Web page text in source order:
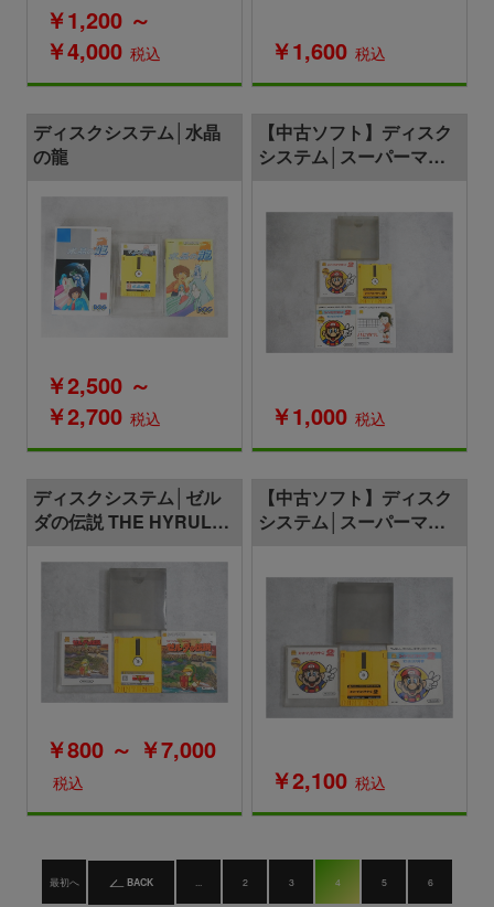
￥1,200 ～
￥4,000 税込 ￥1,600 税込
ディスクシステム│水晶
の龍
￥2,500 ～
￥2,700 税込
【中古ソフト】ディスク
システム│スーパーマリ
￥1,000 税込
ディスクシステム│ゼル
ダの伝説 THE HYRULE
￥800 ～ ￥7,000
税込
【中古ソフト】ディスク
システム│スーパーマリ
￥2,100 税込
最初へ BACK 2 3 4 5 6